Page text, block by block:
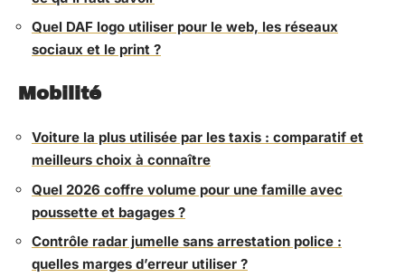
Quel DAF logo utiliser pour le web, les réseaux
sociaux et le print ?
Mobilité
Voiture la plus utilisée par les taxis : comparatif et
meilleurs choix à connaître
Quel 2026 coffre volume pour une famille avec
poussette et bagages ?
Contrôle radar jumelle sans arrestation police :
quelles marges d’erreur utiliser ?